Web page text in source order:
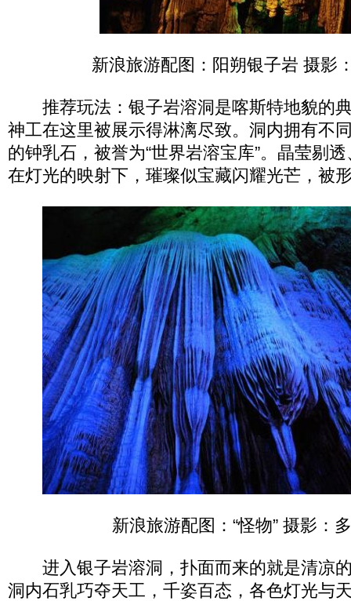
新浪旅游配图：阳朔银子岩 摄影
推荐玩法：银子岩溶洞是喀斯特地貌的
神工在这里被展示得淋漓尽致。洞内拥有不
的钟乳石，被誉为“世界岩溶宝库”。晶莹剔
在灯光的映射下，璀璨似宝藏闪耀光芒，被
新浪旅游配图：“怪物” 摄影：
进入银子岩溶洞，扑面而来的就是清凉
洞内石乳巧夺天工，千姿百态，各色灯光与